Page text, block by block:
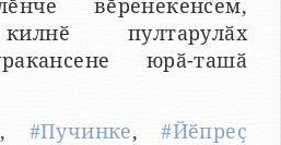
вӗренекенсем,
пултарулӑх
юрӑ-ташӑ
, #Пучинке,#Йӗпреҫ